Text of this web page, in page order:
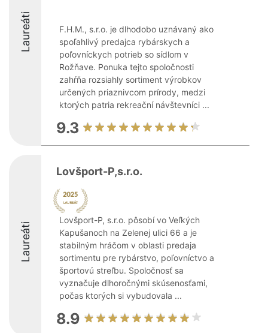
Laureáti
F.H.M., s.r.o. je dlhodobo uznávaný ako
spoľahlivý predajca rybárskych a
poľovníckych potrieb so sídlom v
Rožňave. Ponuka tejto spoločnosti
zahŕňa rozsiahly sortiment výrobkov
určených priaznivcom prírody, medzi
ktorých patria rekreační návštevníci ...
9.3
Laureáti
Lovšport-P,s.r.o.
Lovšport-P, s.r.o. pôsobí vo Veľkých
Kapušanoch na Zelenej ulici 66 a je
stabilným hráčom v oblasti predaja
sortimentu pre rybárstvo, poľovníctvo a
športovú streľbu. Spoločnosť sa
vyznačuje dlhoročnými skúsenosťami,
počas ktorých si vybudovala ...
8.9